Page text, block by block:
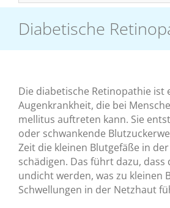
Diabetische
Die diabetische Retinopathie ist
Augenkrankheit, die bei
mellitus auftreten kann. Sie
oder schwankende
Zeit die kleinen Blutgefäße in
schädigen. Das führt dazu, dass
undicht werden, was zu kleinen
Schwellungen in der Netzhaut